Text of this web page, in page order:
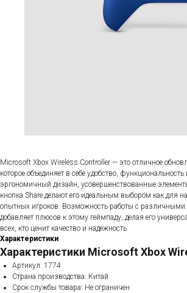
Microsoft Xbox Wireless Controller — это отличное
которое объединяет в себе удобство,
эргономичный дизайн, усовершенствованные
кнопка Share делают его идеальным выбором как для
опытных игроков. Возможность работы с различными
добавляет плюсов к этому геймпаду, делая его
всех, кто ценит качество и надежность.
Характеристики
Характеристики Microsoft Xbox
Артикул: 1774
Страна производства: Китай
Срок службы товара: Не ограничен